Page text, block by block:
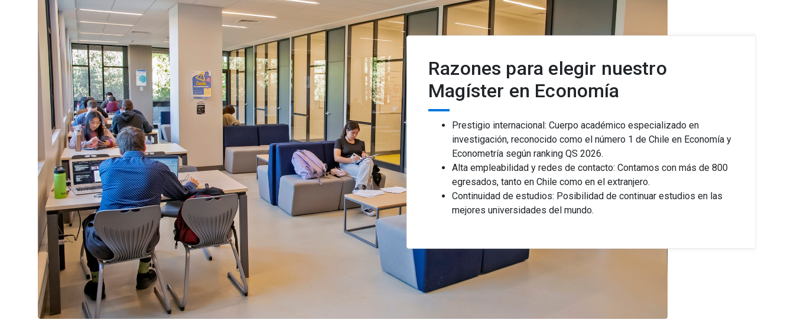
Razones para elegir nuestro
Magíster en Economía
Prestigio internacional: Cuerpo académico especializado en
investigación, reconocido como el número 1 de Chile en Economía y
Econometría según ranking QS 2026.
Alta empleabilidad y redes de contacto: Contamos con más de 800
egresados, tanto en Chile como en el extranjero.
Continuidad de estudios: Posibilidad de continuar estudios en las
mejores universidades del mundo.